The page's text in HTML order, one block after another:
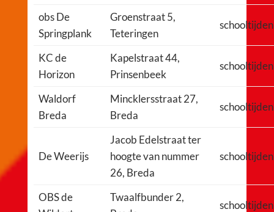
obs De
Springplank
Groenstraat 5,
Teteringen
schooltijden
KC de
Horizon
Kapelstraat 44,
Prinsenbeek
schooltijden
Waldorf
Breda
Mincklersstraat 27,
Breda
schooltijden
De Weerijs
Jacob Edelstraat ter
hoogte van nummer
26, Breda
schooltijden
OBS de
Twaalfbunder 2,
schooltijden